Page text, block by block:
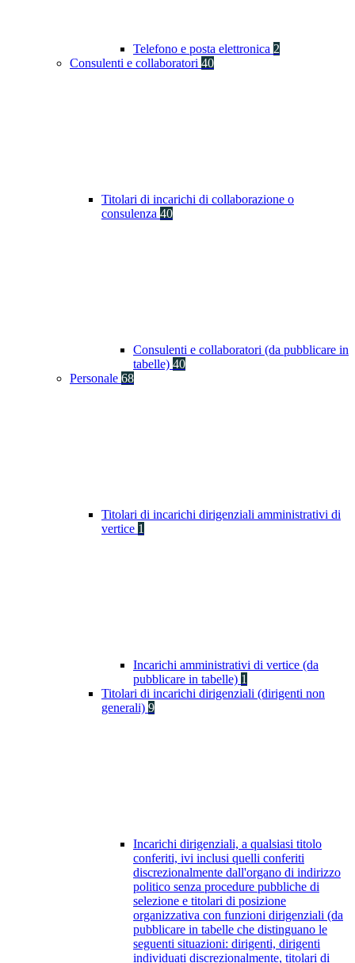
Telefono e posta elettronica 2
Consulenti e collaboratori 40
Titolari di incarichi di collaborazione o
consulenza 40
Consulenti e collaboratori (da pubblicare in
tabelle) 40
Personale 68
Titolari di incarichi dirigenziali amministrativi di
vertice 1
Incarichi amministrativi di vertice (da
pubblicare in tabelle) 1
Titolari di incarichi dirigenziali (dirigenti non
generali) 9
Incarichi dirigenziali, a qualsiasi titolo
conferiti, ivi inclusi quelli conferiti
discrezionalmente dall'organo di indirizzo
politico senza procedure pubbliche di
selezione e titolari di posizione
organizzativa con funzioni dirigenziali (da
pubblicare in tabelle che distinguano le
seguenti situazioni: dirigenti, dirigenti
individuati discrezionalmente, titolari di